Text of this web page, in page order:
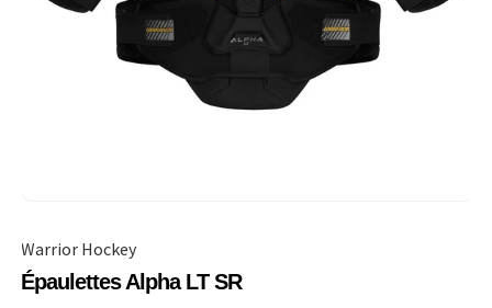
Warrior Hockey
Épaulettes Alpha LT SR